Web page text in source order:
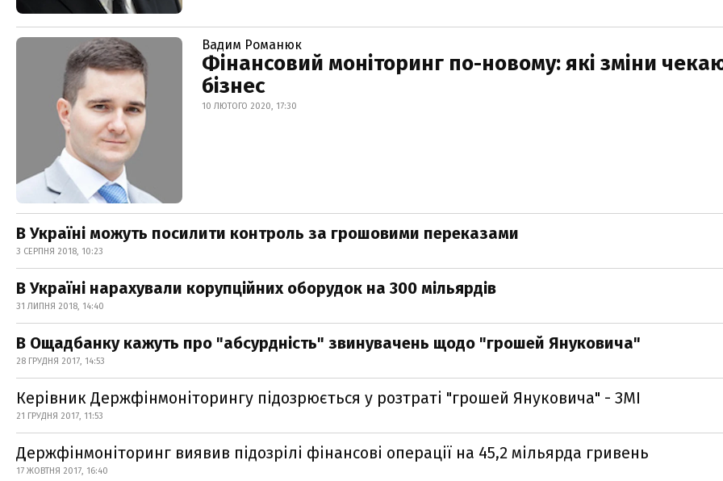
Вадим Романюк
Фінансовий моніторинг по-новому: які зміни
бізнес
10 ЛЮТОГО 2020, 17:30
В Україні можуть посилити контроль за грошовими переказами
3 СЕРПНЯ 2018, 10:23
В Україні нарахували корупційних оборудок на 300 мільярдів
31 ЛИПНЯ 2018, 14:40
В Ощадбанку кажуть про "абсурдність" звинувачень щодо "грошей Януковича"
28 ГРУДНЯ 2017, 14:53
Керівник Держфінмоніторингу підозрюється у розтраті "грошей Януковича" - ЗМІ
21 ГРУДНЯ 2017, 11:53
Держфінмоніторинг виявив підозрілі фінансові операції на 45,2 мільярда гривень
17 ЖОВТНЯ 2017, 16:40